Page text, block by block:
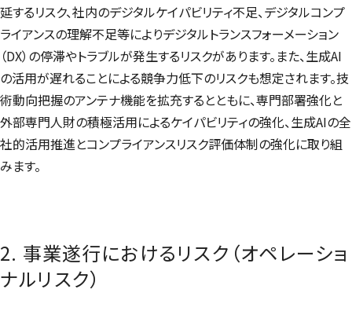
延するリスク、社内のデジタルケイパビリティ不足、デジタルコンプ
ライアンスの理解不足等によりデジタルトランスフォーメーション
（DX）の停滞やトラブルが発生するリスクがあります。また、生成AI
の活用が遅れることによる競争力低下のリスクも想定されます。技
術動向把握のアンテナ機能を拡充するとともに、専門部署強化と
外部専門人財の積極活用によるケイパビリティの強化、生成AIの全
社的活用推進とコンプライアンスリスク評価体制の強化に取り組
みます。
2. 事業遂行におけるリスク（オペレーショ
ナルリスク）